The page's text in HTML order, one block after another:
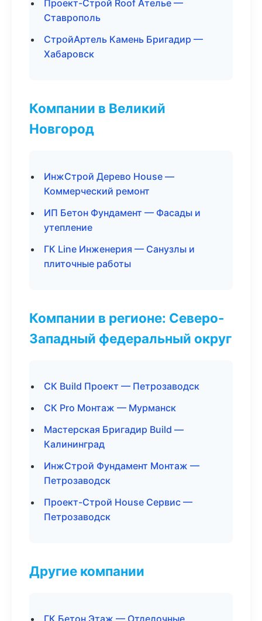
Проект-Строй Roof Ателье —
Ставрополь
СтройАртель Камень Бригадир —
Хабаровск
Компании в Великий
Новгород
ИнжСтрой Дерево House —
Коммерческий ремонт
ИП Бетон Фундамент — Фасады и
утепление
ГК Line Инженерия — Санузлы и
плиточные работы
Компании в регионе: Северо-
Западный федеральный округ
СК Build Проект — Петрозаводск
СК Pro Монтаж — Мурманск
Мастерская Бригадир Build —
Калининград
ИнжСтрой Фундамент Монтаж —
Петрозаводск
Проект-Строй House Сервис —
Петрозаводск
Другие компании
ГК Бетон Этаж — Отделочные